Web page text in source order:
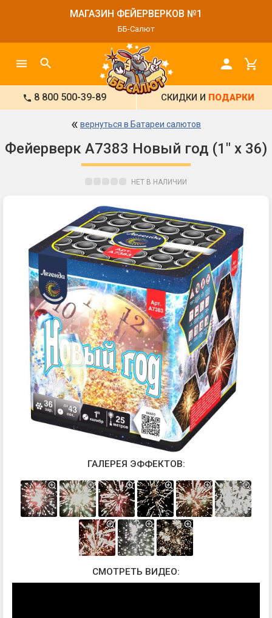
МАГАЗИН ФЕЙЕРВЕРКОВ №1
ББ-Салют
8 800 500-39-89 СКИДКИ И ПОДАРКИ
« вернуться в Батареи салютов
Фейерверк А7383 Новый год (1" х 36)
НЕТ В НАЛИЧИИ
ГАЛЕРЕЯ ЭФФЕКТОВ:
СМОТРЕТЬ ВИДЕО: